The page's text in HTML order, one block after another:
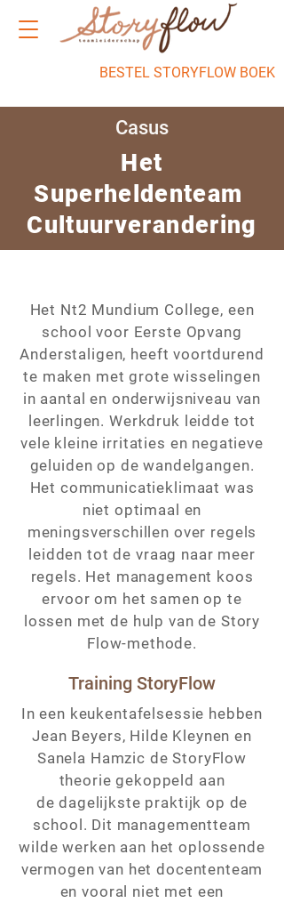
BESTEL STORYFLOW BOEK
Casus
Het
Superheldenteam
Cultuurverandering
Het Nt2 Mundium College, een
school voor Eerste Opvang
Anderstaligen, heeft voortdurend
te maken met grote wisselingen
in aantal en onderwijsniveau van
leerlingen. Werkdruk leidde tot
vele kleine irritaties en negatieve
geluiden op de wandelgangen.
Het communicatieklimaat was
niet optimaal en
meningsverschillen over regels
leidden tot de vraag naar meer
regels. Het management koos
ervoor om het samen op te
lossen met de hulp van de Story
Flow-methode.
Training StoryFlow
In een keukentafelsessie hebben
Jean Beyers, Hilde Kleynen en
Sanela Hamzic de StoryFlow
theorie gekoppeld aan
de dagelijkste praktijk op de
school. Dit managementteam
wilde werken aan het oplossende
vermogen van het docententeam
en vooral niet met een